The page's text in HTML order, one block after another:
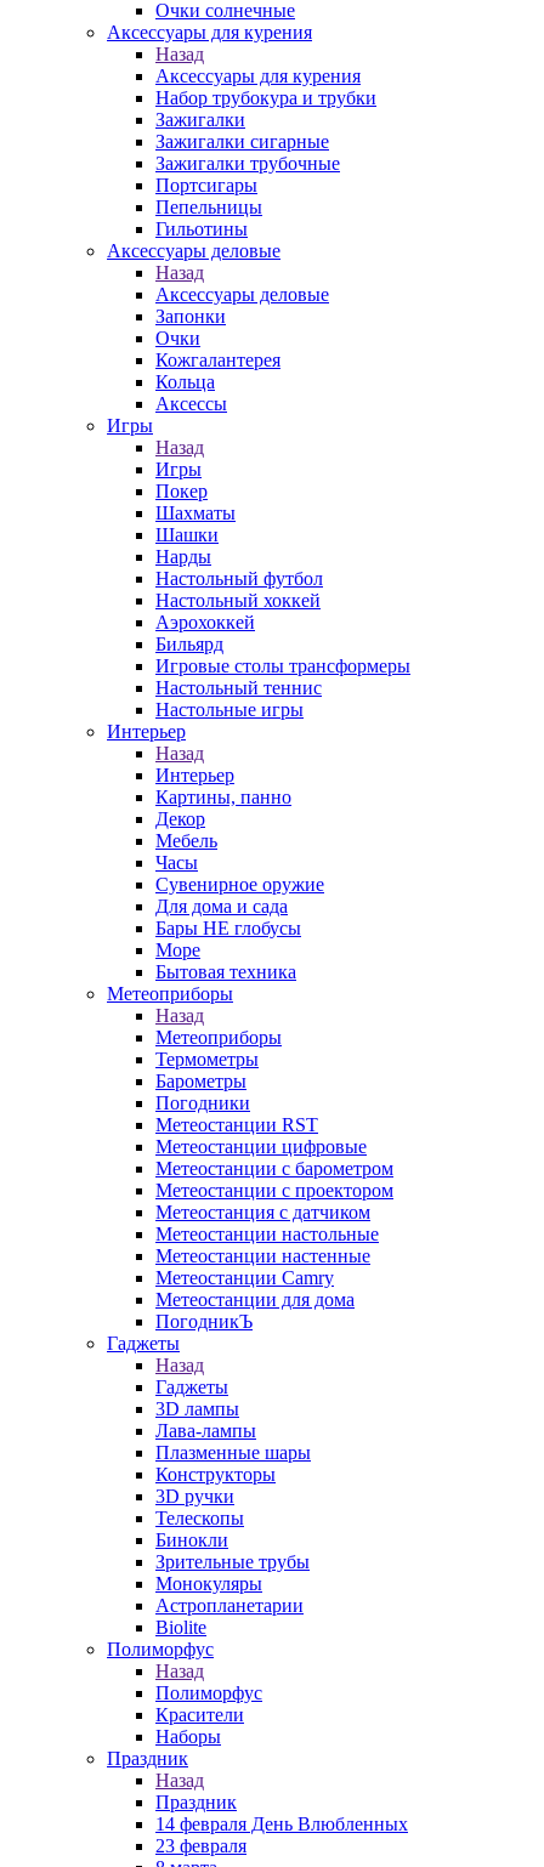
Очки солнечные
Аксессуары для курения
Назад
Аксессуары для курения
Набор трубокура и трубки
Зажигалки
Зажигалки сигарные
Зажигалки трубочные
Портсигары
Пепельницы
Гильотины
Аксессуары деловые
Назад
Аксессуары деловые
Запонки
Очки
Кожгалантерея
Кольца
Аксессы
Игры
Назад
Игры
Покер
Шахматы
Шашки
Нарды
Настольный футбол
Настольный хоккей
Аэрохоккей
Бильярд
Игровые столы трансформеры
Настольный теннис
Настольные игры
Интерьер
Назад
Интерьер
Картины, панно
Декор
Мебель
Часы
Сувенирное оружие
Для дома и сада
Бары НЕ глобусы
Море
Бытовая техника
Метеоприборы
Назад
Метеоприборы
Термометры
Барометры
Погодники
Метеостанции RST
Метеостанции цифровые
Метеостанции с барометром
Метеостанции с проектором
Метеостанция с датчиком
Метеостанции настольные
Метеостанции настенные
Метеостанции Camry
Метеостанции для дома
ПогодникЪ
Гаджеты
Назад
Гаджеты
3D лампы
Лава-лампы
Плазменные шары
Конструкторы
3D ручки
Телескопы
Бинокли
Зрительные трубы
Монокуляры
Астропланетарии
Biolite
Полиморфус
Назад
Полиморфус
Красители
Наборы
Праздник
Назад
Праздник
14 февраля День Влюбленных
23 февраля